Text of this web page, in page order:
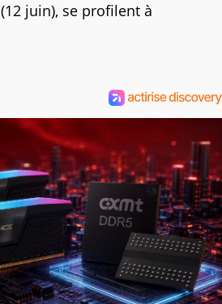
(12 juin), se profilent à